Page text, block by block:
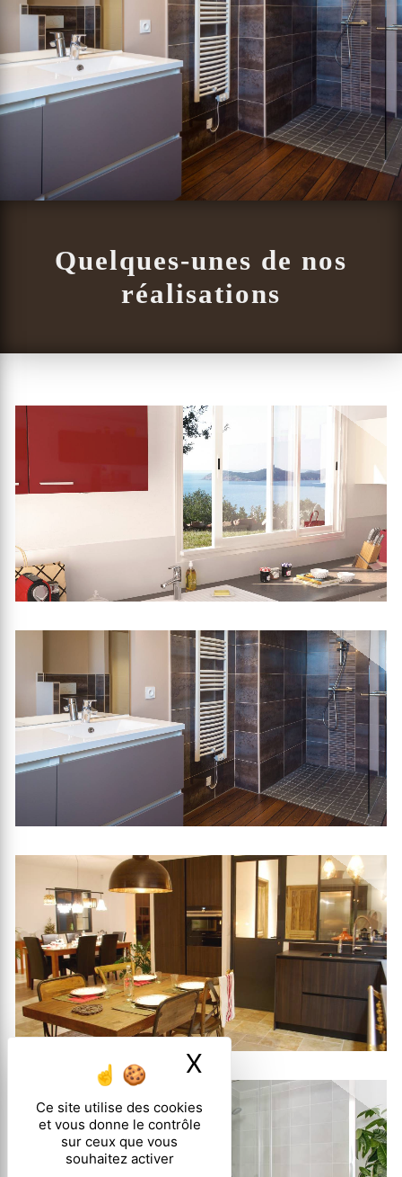
Ce site utilise des cookies
et vous donne le contrôle
sur ceux que vous
souhaitez activer
X
Quelques-unes de nos
réalisations